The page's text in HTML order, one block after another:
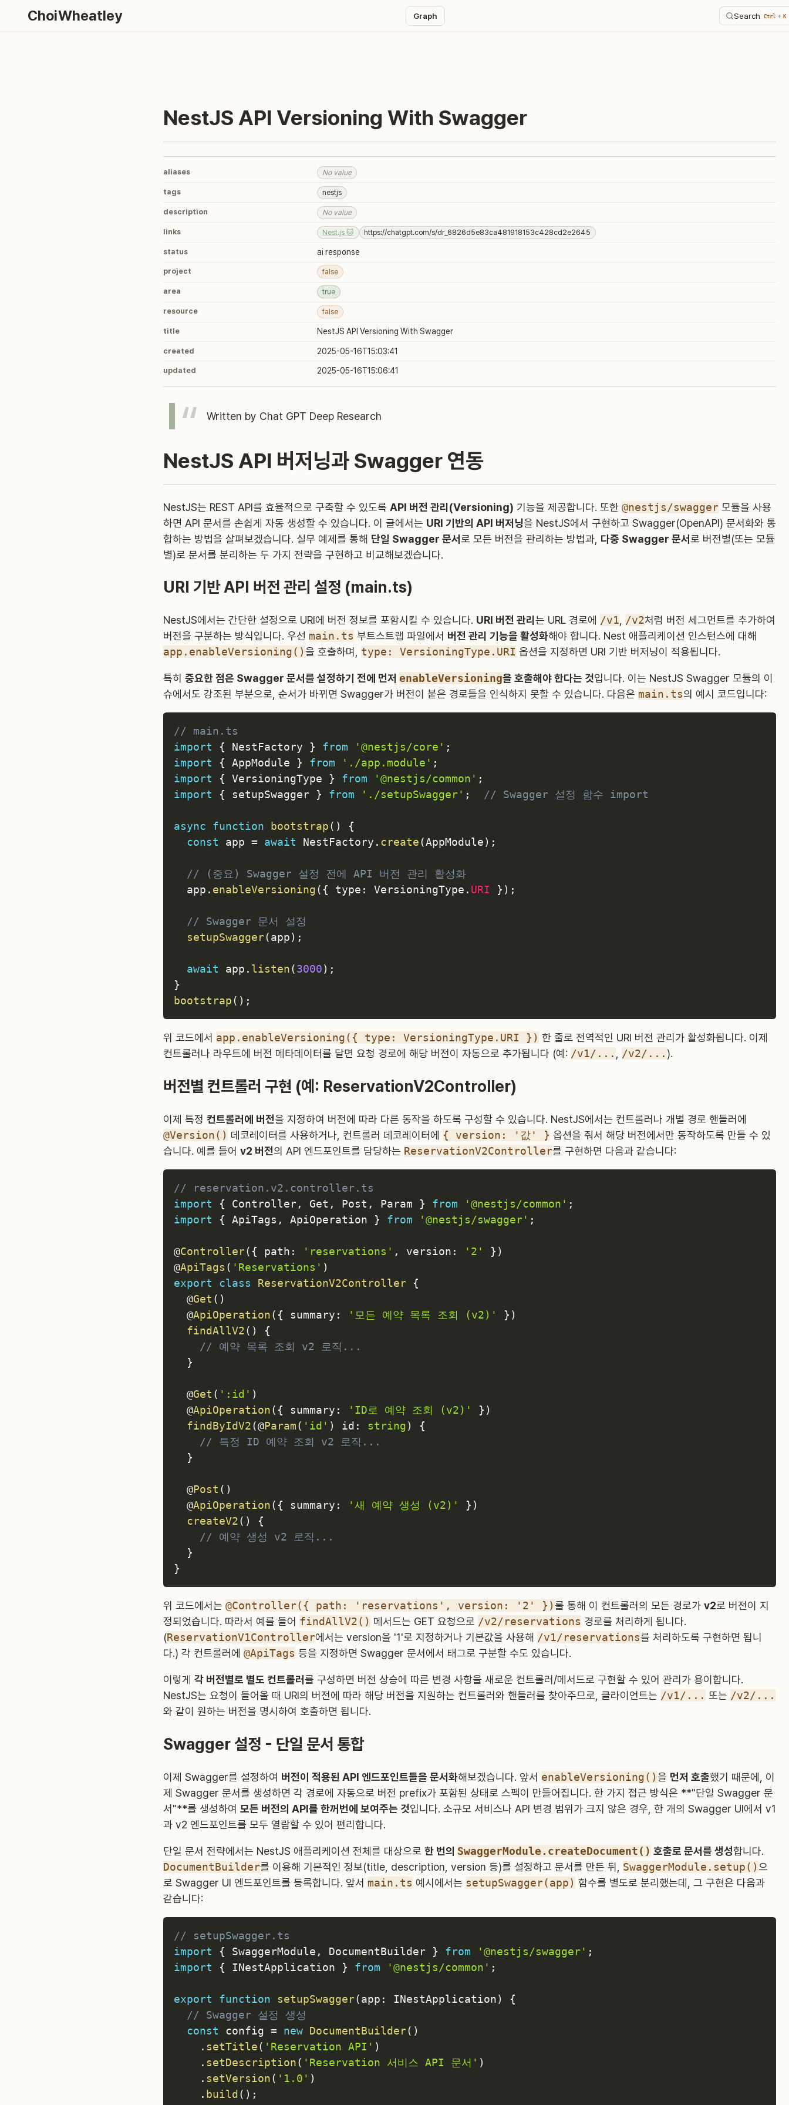
ChoiWheatley Graph Search Ctrl + K
NestJS API Versioning With Swagger
aliases No value
tags nestjs
description No value
links Nest.js 🐱 https://chatgpt.com/s/dr_6826d5e83ca481918153c428cd2e2645
status ai response
project false
area true
resource false
title NestJS API Versioning With Swagger
created 2025-05-16T15:03:41
updated 2025-05-16T15:06:41
Written by Chat GPT Deep Research
NestJS API 버저닝과 Swagger 연동
NestJS는 REST API를 효율적으로 구축할 수 있도록 API 버전 관리(Versioning) 기능을 제공합니다. 또한 @nestjs/swagger 모듈을 사용
하면 API 문서를 손쉽게 자동 생성할 수 있습니다. 이 글에서는 URI 기반의 API 버저닝을 NestJS에서 구현하고 Swagger(OpenAPI) 문서화와 통
합하는 방법을 살펴보겠습니다. 실무 예제를 통해 단일 Swagger 문서로 모든 버전을 관리하는 방법과, 다중 Swagger 문서로 버전별(또는 모듈
별)로 문서를 분리하는 두 가지 전략을 구현하고 비교해보겠습니다.
URI 기반 API 버전 관리 설정 (main.ts)
NestJS에서는 간단한 설정으로 URI에 버전 정보를 포함시킬 수 있습니다. URI 버전 관리 는 URL 경로에 /v1, /v2처럼 버전 세그먼트를 추가하여
버전을 구분하는 방식입니다. 우선 main.ts 부트스트랩 파일에서 버전 관리 기능을 활성화해야 합니다. Nest 애플리케이션 인스턴스에 대해
app.enableVersioning()을 호출하며, type: VersioningType.URI 옵션을 지정하면 URI 기반 버저닝이 적용됩니다.
특히 중요한 점은 Swagger 문서를 설정하기 전에 먼저 enableVersioning을 호출해야 한다는 것입니다. 이는 NestJS Swagger 모듈의 이
슈에서도 강조된 부분으로, 순서가 바뀌면 Swagger가 버전이 붙은 경로들을 인식하지 못할 수 있습니다. 다음은 main.ts의 예시 코드입니다:
// main.ts
import
{ NestFactory } from '@nestjs/core' ;
import
{ AppModule } from './app.module' ;
import
{ VersioningType } from '@nestjs/common' ;
import
{ setupSwagger } from './setupSwagger' ; // Swagger 설정 함수 import
async function bootstrap( )
{
const app = await NestFactory . create(AppModule) ;
// (중요) Swagger 설정 전에 API 버전 관리 활성화
  app
. enableVersioning( { type : VersioningType . URI } ) ;
// Swagger 문서 설정
setupSwagger(app) ;
await app . listen(3000) ;
}
bootstrap( ) ;
위 코드에서 app.enableVersioning({ type: VersioningType.URI }) 한 줄로 전역적인 URI 버전 관리가 활성화됩니다. 이제
컨트롤러나 라우트에 버전 메타데이터를 달면 요청 경로에 해당 버전이 자동으로 추가됩니다 (예: /v1/... , /v2/... ).
버전별 컨트롤러 구현 (예: ReservationV2Controller)
이제 특정 컨트롤러에 버전을 지정하여 버전에 따라 다른 동작을 하도록 구성할 수 있습니다. NestJS에서는 컨트롤러나 개별 경로 핸들러에
@Version() 데코레이터를 사용하거나, 컨트롤러 데코레이터에 { version: '값' } 옵션을 줘서 해당 버전에서만 동작하도록 만들 수 있
습니다. 예를 들어 v2 버전의 API 엔드포인트를 담당하는 ReservationV2Controller를 구현하면 다음과 같습니다:
// reservation.v2.controller.ts
import
{ Controller, Get , Post , Param } from '@nestjs/common' ;
import
{ ApiTags , ApiOperation } from '@nestjs/swagger' ;
@Controller( { path : 'reservations' , version : '2' } )
@ApiTags ( 'Reservations' )
export
class ReservationV2Controller
{
@Get ( )
@ApiOperation( { summary : '모든 예약 목록 조회 (v2)' } )
findAllV2( )
{
// 예약 목록 조회 v2 로직...
}
@Get ( ':id' )
@ApiOperation( { summary : 'ID로 예약 조회 (v2)' } )
findByIdV2(@Param( 'id' ) id : string)
{
// 특정 ID 예약 조회 v2 로직...
}
@Post ( )
@ApiOperation( { summary : '새 예약 생성 (v2)' } )
createV2( )
{
// 예약 생성 v2 로직...
}
}
위 코드에서는 @Controller({ path: 'reservations', version: '2' })를 통해 이 컨트롤러의 모든 경로가 v2로 버전이 지
정되었습니다. 따라서 예를 들어 findAllV2() 메서드는 GET 요청으로 /v2/reservations 경로를 처리하게 됩니다.
(ReservationV1Controller에서는 version을 '1'로 지정하거나 기본값을 사용해 /v1/reservations를 처리하도록 구현하면 됩니
다.) 각 컨트롤러에 @ApiTags 등을 지정하면 Swagger 문서에서 태그로 구분할 수도 있습니다.
이렇게 각 버전별로 별도 컨트롤러를 구성하면 버전 상승에 따른 변경 사항을 새로운 컨트롤러/메서드로 구현할 수 있어 관리가 용이합니다.
NestJS는 요청이 들어올 때 URI의 버전에 따라 해당 버전을 지원하는 컨트롤러와 핸들러를 찾아주므로, 클라이언트는 /v1/... 또는 /v2/...
와 같이 원하는 버전을 명시하여 호출하면 됩니다.
Swagger 설정 - 단일 문서 통합
이제 Swagger를 설정하여 버전이 적용된 API 엔드포인트들을 문서화해보겠습니다. 앞서 enableVersioning()을 먼저 호출했기 때문에, 이
제 Swagger 문서를 생성하면 각 경로에 자동으로 버전 prefix가 포함된 상태로 스펙이 만들어집니다. 한 가지 접근 방식은 **"단일 Swagger 문
서"**를 생성하여 모든 버전의 API를 한꺼번에 보여주는 것입니다. 소규모 서비스나 API 변경 범위가 크지 않은 경우, 한 개의 Swagger UI에서 v1
과 v2 엔드포인트를 모두 열람할 수 있어 편리합니다.
단일 문서 전략에서는 NestJS 애플리케이션 전체를 대상으로 한 번의 SwaggerModule.createDocument() 호출로 문서를 생성합니다.
DocumentBuilder를 이용해 기본적인 정보(title, description, version 등)를 설정하고 문서를 만든 뒤, SwaggerModule.setup()으
로 Swagger UI 엔드포인트를 등록합니다. 앞서 main.ts 예시에서는 setupSwagger(app) 함수를 별도로 분리했는데, 그 구현은 다음과
같습니다:
// setupSwagger.ts
import
{ SwaggerModule , DocumentBuilder } from '@nestjs/swagger' ;
import
{ INestApplication } from '@nestjs/common' ;
export function setupSwagger(app : INestApplication)
{
// Swagger 설정 생성
const config = new DocumentBuilder( )
. setTitle( 'Reservation API' )
. setDescription( 'Reservation 서비스 API 문서' )
. setVersion( '1.0' )
. build ( ) ;